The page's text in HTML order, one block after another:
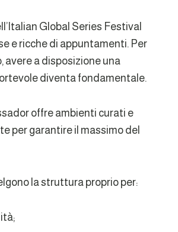
Global Series Festival
e ricche di appuntamenti. Per
avere a disposizione una
diventa fondamentale.
offre ambienti curati e
per garantire il massimo del
la struttura proprio per: